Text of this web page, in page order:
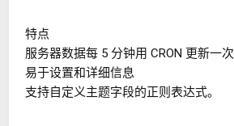
特点
服务器数据每 5 分钟用 CRON 更新一次
易于设置和详细信息
支持自定义主题字段的正则表达式。